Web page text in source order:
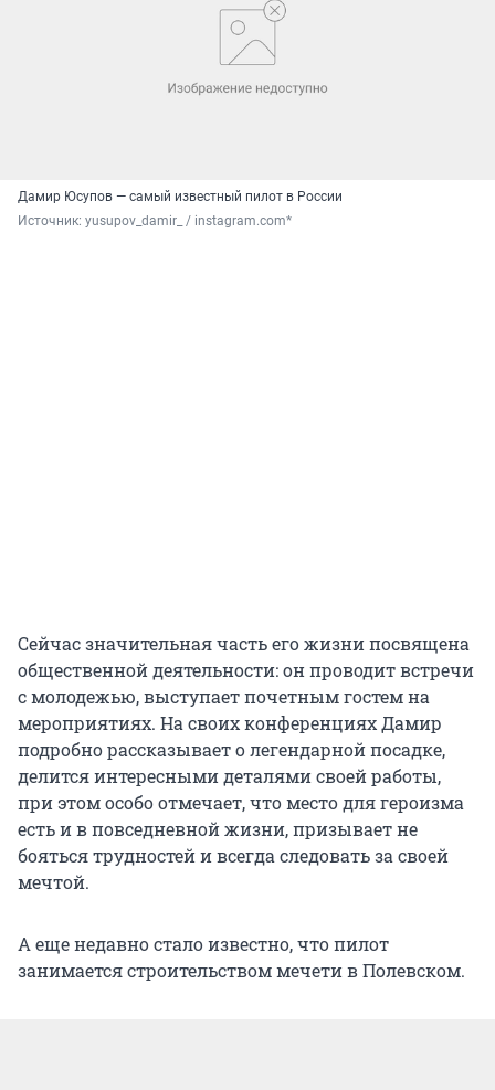
Дамир Юсупов — самый известный пилот в России
Источник: yusupov_damir_ / instagram.com*
Сейчас значительная часть его жизни посвящена
общественной деятельности: он проводит встречи
с молодежью, выступает почетным гостем на
мероприятиях. На своих конференциях Дамир
подробно рассказывает о легендарной посадке,
делится интересными деталями своей работы,
при этом особо отмечает, что место для героизма
есть и в повседневной жизни, призывает не
бояться трудностей и всегда следовать за своей
мечтой.
А еще недавно стало известно, что пилот
занимается строительством мечети в Полевском.